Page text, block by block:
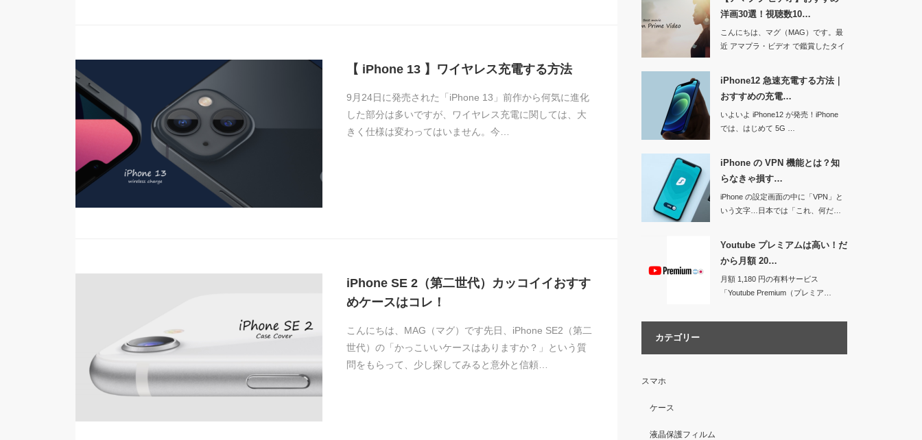
【 iPhone 13 】ワイヤレス充電する方法
9月24日に発売された「iPhone 13」前作から何気に進化
した部分は多いですが、ワイヤレス充電に関しては、大
きく仕様は変わってはいません。今…
iPhone SE 2（第二世代）カッコイイおすす
めケースはコレ！
こんにちは、MAG（マグ）です先日、iPhone SE2（第二
世代）の「かっこいいケースはありますか？」という質
問をもらって、少し探してみると意外と信頼…
洋画30選！視聴数10…
こんにちは、マグ（MAG）です。最
近 アマプラ・ビデオ で鑑賞したタイ
iPhone12 急速充電する方法｜
おすすめの充電…
いよいよ iPhone12 が発売！iPhone
では、はじめて 5G …
iPhone の VPN 機能とは？知
らなきゃ損す…
iPhone の設定画面の中に「VPN」と
いう文字…日本では「これ、何だ…
Youtube プレミアムは高い！だ
から月額 20…
月額 1,180 円の有料サービス
「Youtube Premium（プレミア…
カテゴリー
スマホ
ケース
液晶保護フィルム